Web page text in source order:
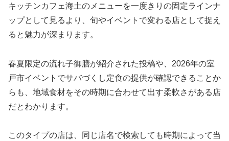
キッチンカフェ海土のメニューを一度きりの固定ラインナ
ップとして見るより、旬やイベントで変わる店として捉え
ると魅力が深まります。
春夏限定の流れ子御膳が紹介された投稿や、2026年の室
戸市イベントでサバづくし定食の提供が確認できることか
らも、地域食材をその時期に合わせて出す柔軟さがある店
だとわかります。
このタイプの店は、同じ店名で検索しても時期によって当